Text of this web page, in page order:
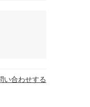
い合わせする